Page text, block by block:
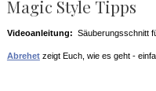
Magic Style Tipps
Videoanleitung: Säuberungsschnitt
Abrehetzeigt Euch, wie es geht -